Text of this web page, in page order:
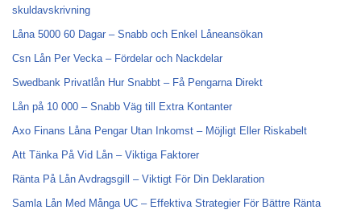
skuldavskrivning
Låna 5000 60 Dagar – Snabb och Enkel Låneansökan
Csn Lån Per Vecka – Fördelar och Nackdelar
Swedbank Privatlån Hur Snabbt – Få Pengarna Direkt
Lån på 10 000 – Snabb Väg till Extra Kontanter
Axo Finans Låna Pengar Utan Inkomst – Möjligt Eller Riskabelt
Att Tänka På Vid Lån – Viktiga Faktorer
Ränta På Lån Avdragsgill – Viktigt För Din Deklaration
Samla Lån Med Många UC – Effektiva Strategier För Bättre Ränta